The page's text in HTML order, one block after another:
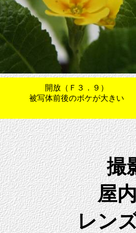
開放（Ｆ３．９）
被写体前後のボケが大きい
撮
屋
レン